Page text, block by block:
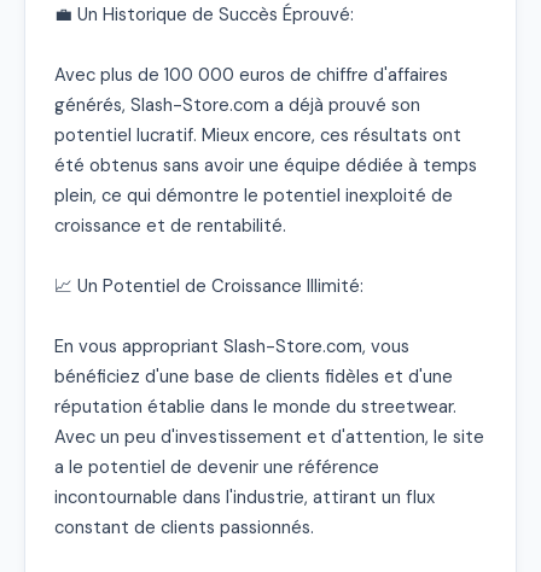
💼 Un Historique de Succès Éprouvé:
Avec plus de 100 000 euros de chiffre d'affaires
générés, Slash-Store.com a déjà prouvé son
potentiel lucratif. Mieux encore, ces résultats ont
été obtenus sans avoir une équipe dédiée à temps
plein, ce qui démontre le potentiel inexploité de
croissance et de rentabilité.
📈 Un Potentiel de Croissance Illimité:
En vous appropriant Slash-Store.com, vous
bénéficiez d'une base de clients fidèles et d'une
réputation établie dans le monde du streetwear.
Avec un peu d'investissement et d'attention, le site
a le potentiel de devenir une référence
incontournable dans l'industrie, attirant un flux
constant de clients passionnés.